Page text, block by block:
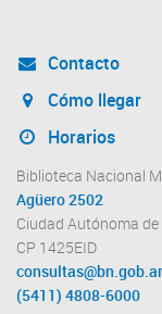
Contacto
Cómo llegar
Horarios
Biblioteca Nacional
Agüero 2502
Ciudad Autónoma
CP 1425EID
consultas@bn.gob.ar
(5411) 4808-6000